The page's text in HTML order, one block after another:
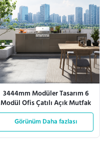
3444mm Modüler Tasarım 6
Modül Ofis Çatılı Açık Mutfak
Görünüm Daha fazlası